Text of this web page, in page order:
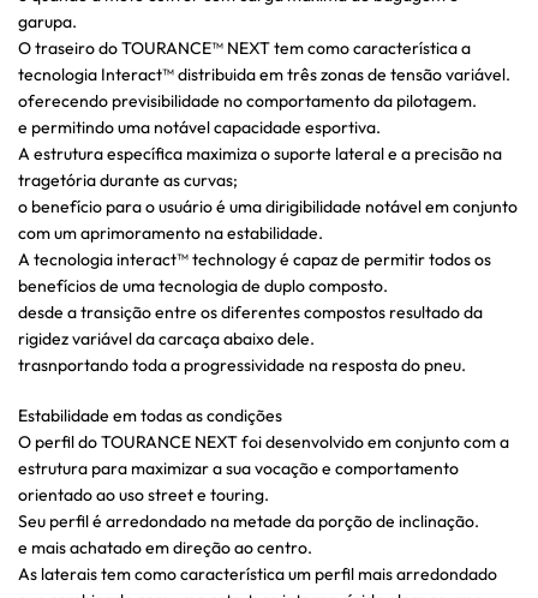
garupa.
O traseiro do TOURANCE™ NEXT tem como característica a
tecnologia Interact™ distribuida em três zonas de tensão variável.
oferecendo previsibilidade no comportamento da pilotagem.
e permitindo uma notável capacidade esportiva.
A estrutura específica maximiza o suporte lateral e a precisão na
tragetória durante as curvas;
o benefício para o usuário é uma dirigibilidade notável em conjunto
com um aprimoramento na estabilidade.
A tecnologia interact™ technology é capaz de permitir todos os
benefícios de uma tecnologia de duplo composto.
desde a transição entre os diferentes compostos resultado da
rigidez variável da carcaça abaixo dele.
trasnportando toda a progressividade na resposta do pneu.
Estabilidade em todas as condições
O perfil do TOURANCE NEXT foi desenvolvido em conjunto com a
estrutura para maximizar a sua vocação e comportamento
orientado ao uso street e touring.
Seu perfil é arredondado na metade da porção de inclinação.
e mais achatado em direção ao centro.
As laterais tem como característica um perfil mais arredondado